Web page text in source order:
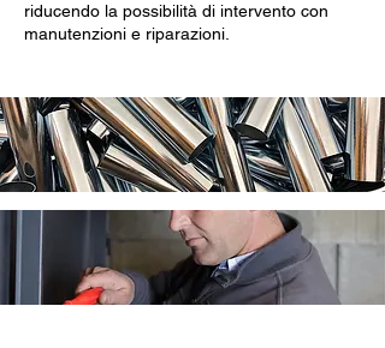
riducendo la possibilità di intervento con
manutenzioni e riparazioni.